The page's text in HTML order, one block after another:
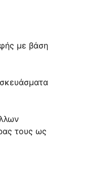
με βάση
τους ως